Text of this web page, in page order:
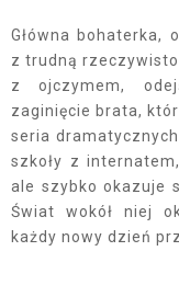
Główna bohaterka,
z trudną
z ojczymem,
zaginięcie brata,
seria
szkoły z
ale szybko okazuje
Świat wokół niej
każdy nowy dzień